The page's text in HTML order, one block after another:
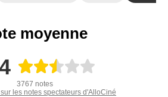
moyenne
3767 notes
les notes spectateurs d'AlloCiné